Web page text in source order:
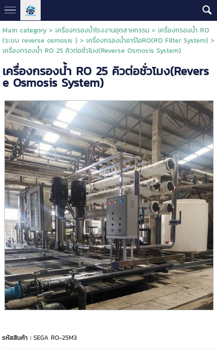
Main category> เครื่องกรองน้ำโรงงานอุตสาหกรรม> เครื่องกรองน้ำ RO
(ระบบ reverse osmosis ) > เครื่องกรองน้ำอาร์โอRO(RO Filter System) >
เครื่องกรองน้ำ RO 25 คิวต่อชั่วโมง(Reverse Osmosis System)
เครื่องกรองน้ำ RO 25 คิวต่อชั่วโมง(Revers
e Osmosis System)
รหัสสินค้า :SEGA RO-25M3